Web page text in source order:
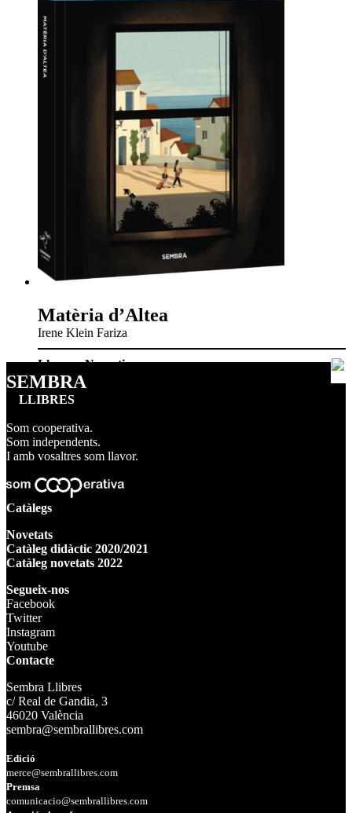
Matèria d’Altea
Irene Klein Fariza
Llavors,Narrativa
SEMBRA
LLIBRES
Som cooperativa.
Som independents.
I amb vosaltres som llavor.
Catàlegs
Novetats
Catàleg didàctic 2020/2021
Catàleg novetats 2022
Segueix-nos
Facebook
Twitter
Instagram
Youtube
Contacte
Sembra Llibres
c/ Real de Gandia, 3
46020 València
sembra@sembrallibres.com
Edició
merce@sembrallibres.com
Premsa
comunicacio@sembrallibres.com